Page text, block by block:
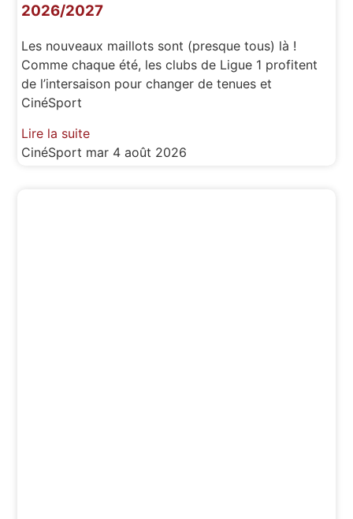
2026/2027
Les nouveaux maillots sont (presque tous) là !
Comme chaque été, les clubs de Ligue 1 profitent
de l’intersaison pour changer de tenues et
CinéSport
Lire la suite
CinéSport mar 4 août 2026